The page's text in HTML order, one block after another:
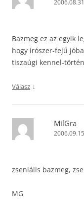
Bazmeg ez az egyik
hogy írószer-fejű
tiszaúgi kennel-
Válasz ↓
MilGra
zseniális bazmeg,
MG